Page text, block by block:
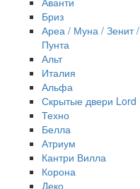
Бриз
Ареа / Муна / Зенит /
Пунта
Альт
Италия
Альфа
Скрытые двери Lord
Техно
Белла
Атриум
Кантри Вилла
Корона
Деко